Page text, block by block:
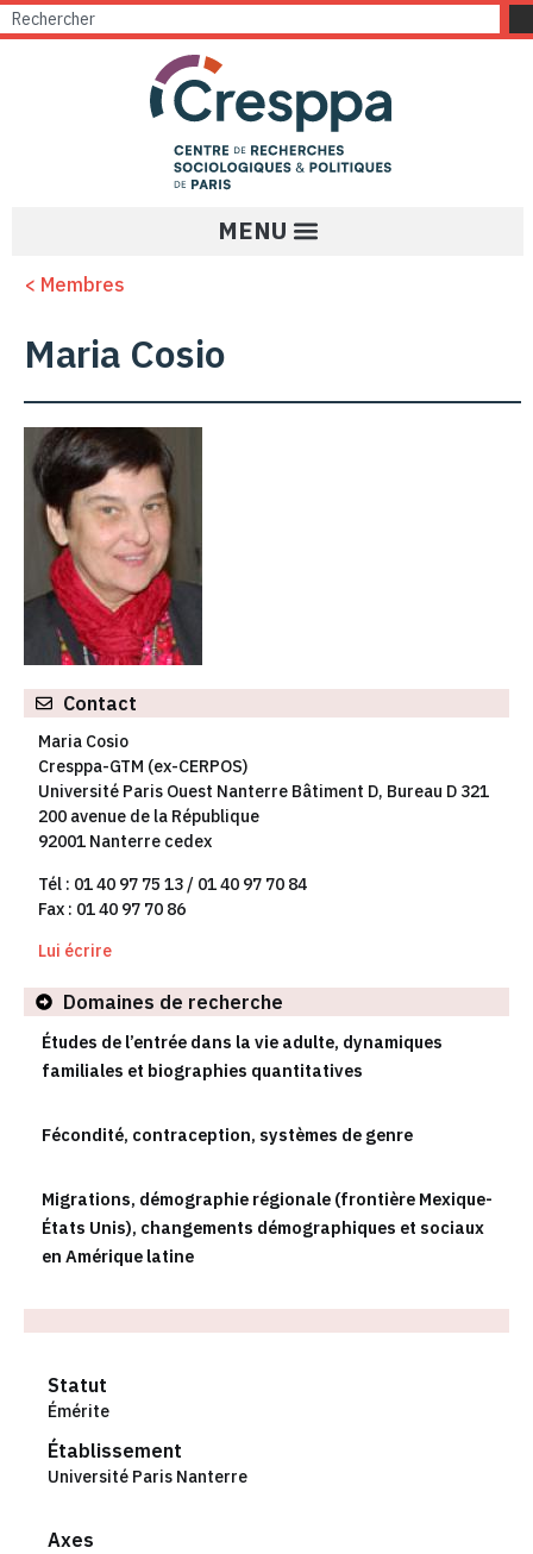
< Membres
Maria Cosio
Contact
Maria Cosio
Cresppa-GTM (ex-CERPOS)
Université Paris Ouest Nanterre Bâtiment D, Bureau D 321
200 avenue de la République
92001 Nanterre cedex
Tél : 01 40 97 75 13 / 01 40 97 70 84
Fax : 01 40 97 70 86
Lui écrire
Domaines de recherche
Études de l’entrée dans la vie adulte, dynamiques
familiales et biographies quantitatives
Fécondité, contraception, systèmes de genre
Migrations, démographie régionale (frontière Mexique-
États Unis), changements démographiques et sociaux
en Amérique latine
Statut
Émérite
Établissement
Université Paris Nanterre
Axes